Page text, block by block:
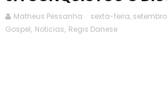
Matheus Pessanha sexta-feira,
Gospel, Noticias, Regis Danese